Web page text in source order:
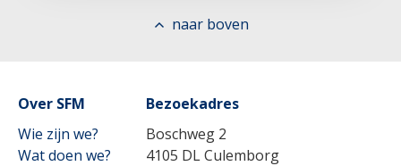
naar boven
Over SFM
Wie zijn we?
Wat doen we?
Bezoekadres
Boschweg 2
4105 DL Culemborg